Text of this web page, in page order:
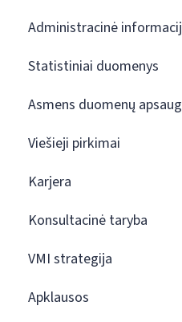
Administracinė
Statistiniai duomenys
Asmens duomenų
Viešieji pirkimai
Karjera
Konsultacinė taryba
VMI strategija
Apklausos